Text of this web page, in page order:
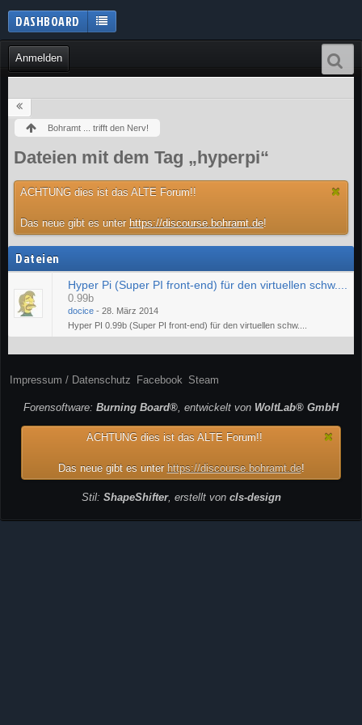
Anmelden
DASHBOARD
Bohramt ... trifft den Nerv!
Dateien mit dem Tag „hyperpi“
ACHTUNG dies ist das ALTE Forum!!
Das neue gibt es unter https://discourse.bohramt.de!
Dateien
Hyper Pi (Super PI front-end) für den virtuellen schw....
0.99b
docice - 28. März 2014
Hyper PI 0.99b (Super PI front-end) für den virtuellen schw....
Impressum / Datenschutz Facebook Steam
Forensoftware: Burning Board®, entwickelt von WoltLab® GmbH
ACHTUNG dies ist das ALTE Forum!!
Das neue gibt es unter https://discourse.bohramt.de!
Stil: ShapeShifter, erstellt von cls-design